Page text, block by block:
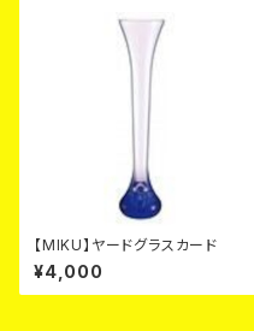
【MIKU】ヤードグラスカード
¥4,000